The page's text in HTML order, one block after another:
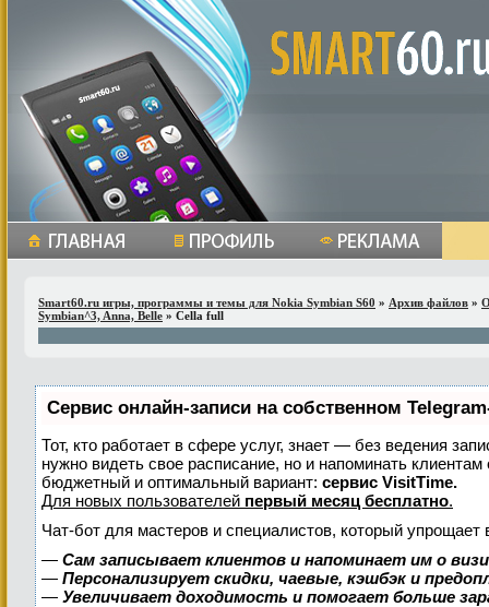
Smart60.ru игры, программы и темы для Nokia Symbian S60 » Архив файлов »
Symbian^3, Anna, Belle » Cella full
Сервис онлайн-записи на собственном
Тот, кто работает в сфере услуг, знает — без ведения
нужно видеть свое расписание, но и напоминать
бюджетный и оптимальный вариант: сервис VisitTime.
Для новых пользователей первый месяц бесплатно.
Чат-бот для мастеров и специалистов, который упрощает
— Сам записывает клиентов и напоминает им о
— Персонализирует скидки, чаевые, кэшбэк и
— Увеличивает доходимость и помогает больше